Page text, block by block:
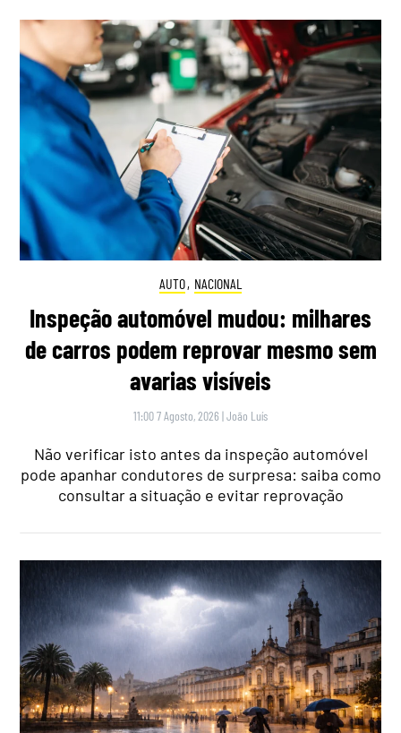
AUTO, NACIONAL
Inspeção automóvel mudou: milhares
de carros podem reprovar mesmo sem
avarias visíveis
11:00 7 Agosto, 2026 |João Luís
Não verificar isto antes da inspeção automóvel
pode apanhar condutores de surpresa: saiba como
consultar a situação e evitar reprovação